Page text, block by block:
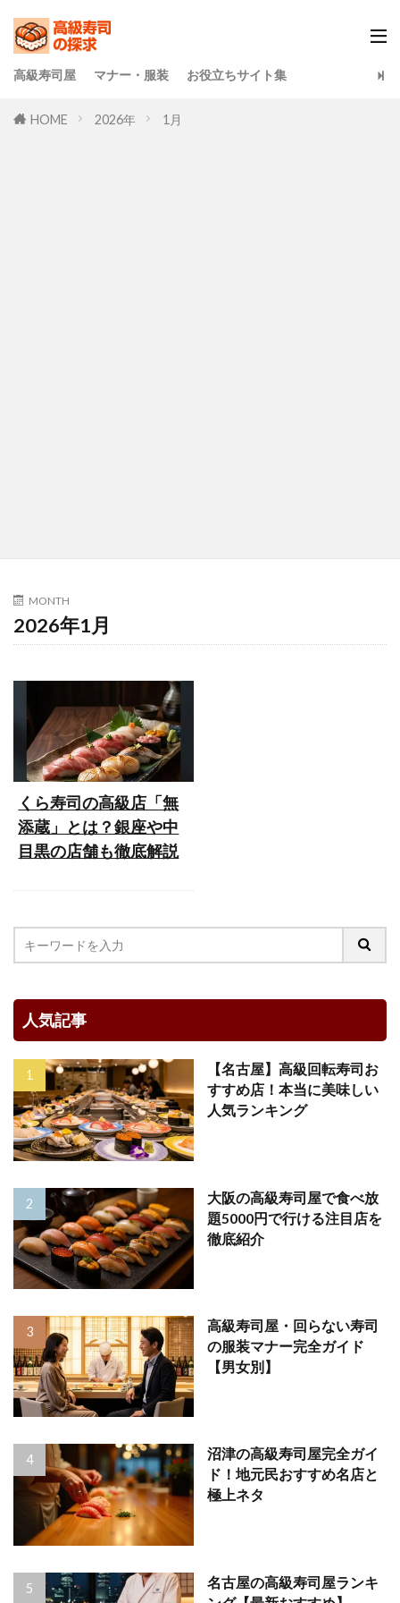
高級寿司屋 マナー・服装 お役立ちサイト集
HOME 2026年 1月
MONTH
2026年1月
くら寿司の高級店「無
添蔵」とは？銀座や中
目黒の店舗も徹底解説
人気記事
【名古屋】高級回転寿司お
すすめ店！本当に美味しい
人気ランキング
大阪の高級寿司屋で食べ放
題5000円で行ける注目店を
徹底紹介
高級寿司屋・回らない寿司
の服装マナー完全ガイド
【男女別】
沼津の高級寿司屋完全ガイ
ド！地元民おすすめ名店と
極上ネタ
名古屋の高級寿司屋ランキ